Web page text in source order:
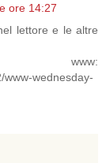
ore 14:27
lettore e le altre
www-wednesday-